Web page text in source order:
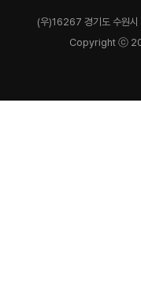
(우)16267 경기도 수원
Copyright ⓒ